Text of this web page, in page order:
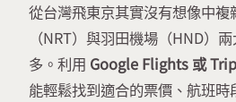
從台灣飛東京其實沒有想像中
（NRT）與羽田機場（HND）
多。利用 Google Flights 或
能輕鬆找到適合的票價、航班時